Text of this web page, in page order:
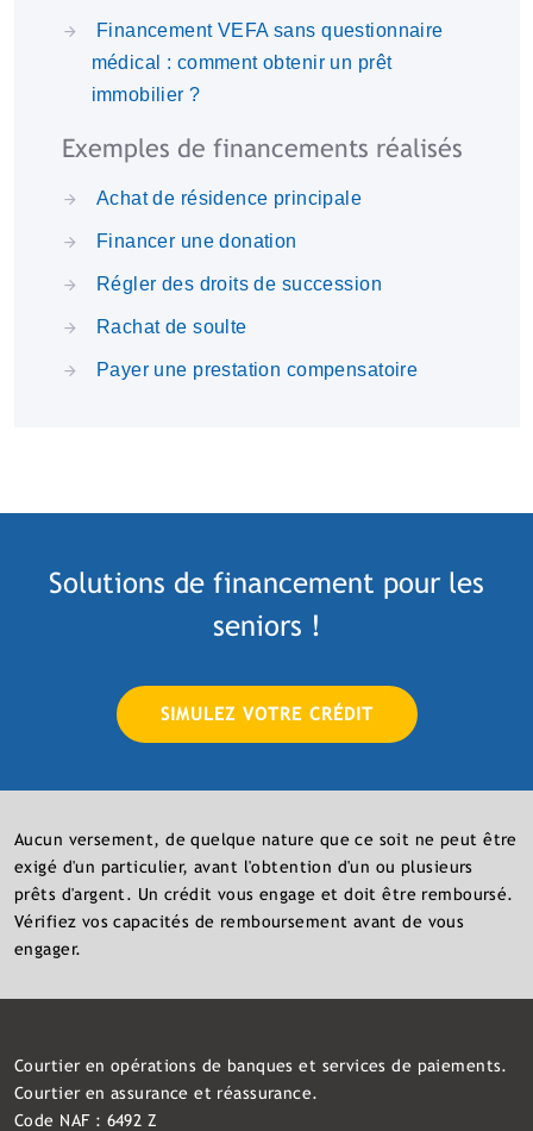
Financement VEFA sans questionnaire
médical : comment obtenir un prêt
immobilier ?
Exemples de financements réalisés
Achat de résidence principale
Financer une donation
Régler des droits de succession
Rachat de soulte
Payer une prestation compensatoire
Solutions de financement pour les
seniors !
SIMULEZ VOTRE CRÉDIT
Aucun versement, de quelque nature que ce soit ne peut être
exigé d'un particulier, avant l'obtention d'un ou plusieurs
prêts d'argent. Un crédit vous engage et doit être remboursé.
Vérifiez vos capacités de remboursement avant de vous
engager.
Courtier en opérations de banques et services de paiements.
Courtier en assurance et réassurance.
Code NAF : 6492 Z